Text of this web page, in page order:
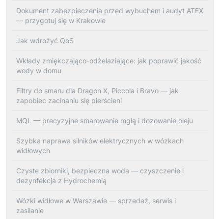
Dokument zabezpieczenia przed wybuchem i audyt ATEX
— przygotuj się w Krakowie
Jak wdrożyć QoS
Wkłady zmiękczająco-odżelaziające: jak poprawić jakość
wody w domu
Filtry do smaru dla Dragon X, Piccola i Bravo — jak
zapobiec zacinaniu się pierścieni
MQL — precyzyjne smarowanie mgłą i dozowanie oleju
Szybka naprawa silników elektrycznych w wózkach
widłowych
Czyste zbiorniki, bezpieczna woda — czyszczenie i
dezynfekcja z Hydrochemią
Wózki widłowe w Warszawie — sprzedaż, serwis i
zasilanie